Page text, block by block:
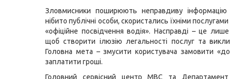
Зловмисники поширюють неправдиву
нібито публічні особи, скористались їхніми
«офіційне посвідчення водія». Насправді – це лише
щоб створити ілюзію легальності послуг та
Головна мета – змусити користувача замовити
заплатити гроші.
Головний сервісний центр МВС та Департамент